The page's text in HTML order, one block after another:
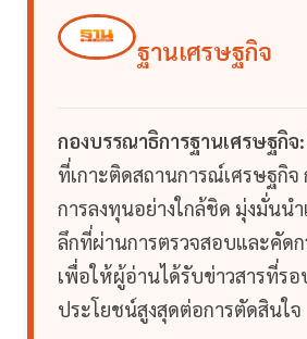
ฐานเศรษฐกิจ
กองบรรณาธิการฐานเศรษฐกิจ:
ที่เกาะติดสถานการณ์เศรษฐกิจ
การลงทุนอย่างใกล้ชิด มุ่งมั่นน
ลึกที่ผ่านการตรวจสอบและคัด
เพื่อให้ผู้อ่านได้รับข่าวสารที่ร
ประโยชน์สูงสุดต่อการตัดสินใจ